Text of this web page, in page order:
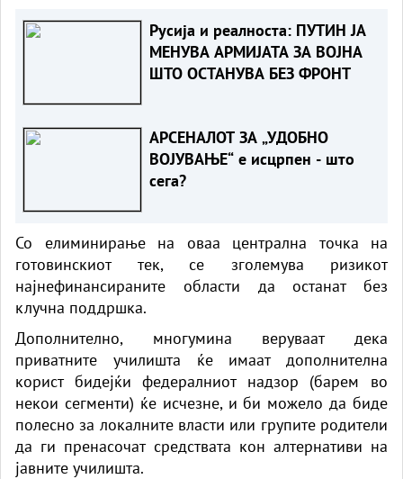
Русија и реалноста: ПУТИН ЈА
МЕНУВА АРМИЈАТА ЗА ВОЈНА
ШТО ОСТАНУВА БЕЗ ФРОНТ
АРСЕНАЛОТ ЗА „УДОБНО
ВОЈУВАЊЕ“ е исцрпен - што
сега?
Со елиминирање на оваа централна точка на
готовинскиот тек, се зголемува ризикот
најнефинансираните области да останат без
клучна поддршка.
Дополнително, многумина веруваат дека
приватните училишта ќе имаат дополнителна
корист бидејќи федералниот надзор (барем во
некои сегменти) ќе исчезне, и би можело да биде
полесно за локалните власти или групите родители
да ги пренасочат средствата кон алтернативи на
јавните училишта.